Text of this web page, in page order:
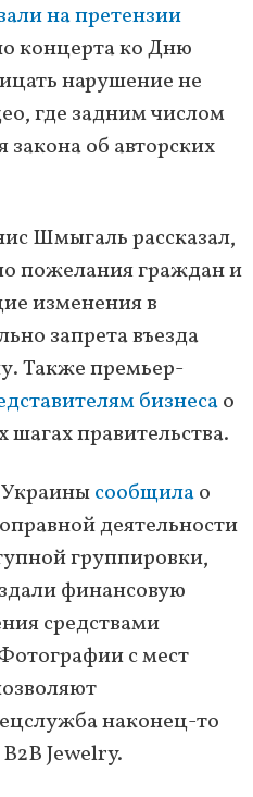
на претензии
концерта ко Дню
нарушение не
где задним числом
об авторских
Шмыгаль рассказал,
пожелания граждан и
изменения в
запрета въезда
Также премьер-
бизнесао
правительства.
сообщилао
деятельности
группировки,
финансовую
средствами
с мест
наконец-то
Jewelry.